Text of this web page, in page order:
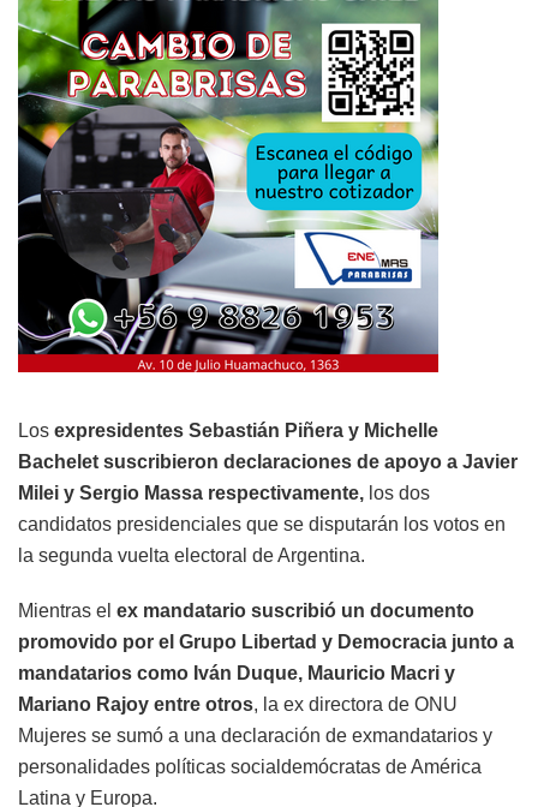
Los expresidentes Sebastián Piñera y Michelle
Bachelet suscribieron declaraciones de apoyo a Javier
Milei y Sergio Massa respectivamente, los dos
candidatos presidenciales que se disputarán los votos en
la segunda vuelta electoral de Argentina.
Mientras el ex mandatario suscribió un documento
promovido por el Grupo Libertad y Democracia junto a
mandatarios como Iván Duque, Mauricio Macri y
Mariano Rajoy entre otros, la ex directora de ONU
Mujeres se sumó a una declaración de exmandatarios y
personalidades políticas socialdemócratas de América
Latina y Europa.